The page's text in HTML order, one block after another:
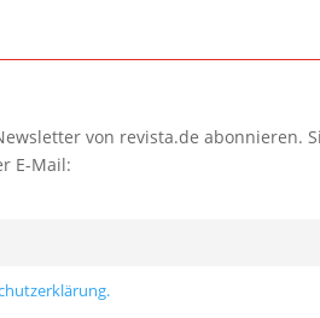
von revista.de abonnieren.
E-Mail: